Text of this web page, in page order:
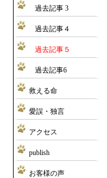
過去記事 3
過去記事４
過去記事５
過去記事6
救える命
愛誤・独言
アクセス
publish
お客様の声